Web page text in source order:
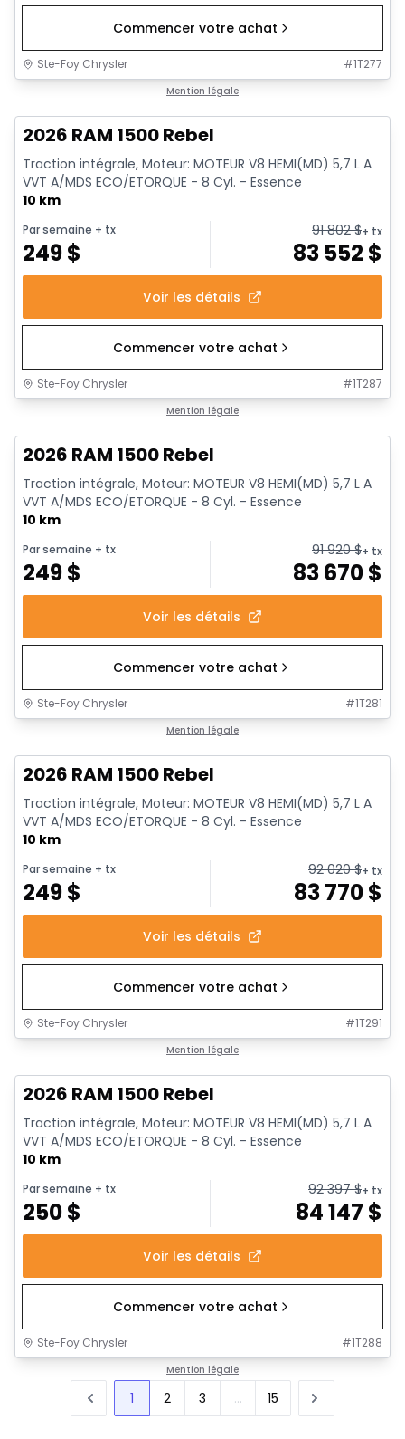
Commencer votre achat
Ste-Foy Chrysler #1T277
Mention légale
2026 RAM 1500 Rebel
Traction intégrale, Moteur: MOTEUR V8 HEMI(MD) 5,7 L A
VVT A/MDS ECO/ETORQUE - 8 Cyl. - Essence
10 km
Par semaine + tx
249$
91 802$+ tx
83 552 $
Voir les détails
Commencer votre achat
Ste-Foy Chrysler #1T287
Mention légale
2026 RAM 1500 Rebel
Traction intégrale, Moteur: MOTEUR V8 HEMI(MD) 5,7 L A
VVT A/MDS ECO/ETORQUE - 8 Cyl. - Essence
10 km
Par semaine + tx
249$
91 920$+ tx
83 670$
Voir les détails
Commencer votre achat
Ste-Foy Chrysler #1T281
Mention légale
2026 RAM 1500 Rebel
Traction intégrale, Moteur: MOTEUR V8 HEMI(MD) 5,7 L A
VVT A/MDS ECO/ETORQUE - 8 Cyl. - Essence
10 km
Par semaine + tx
249$
92 020$+ tx
83 770$
Voir les détails
Commencer votre achat
Ste-Foy Chrysler #1T291
Mention légale
2026 RAM 1500 Rebel
Traction intégrale, Moteur: MOTEUR V8 HEMI(MD) 5,7 L A
VVT A/MDS ECO/ETORQUE - 8 Cyl. - Essence
10 km
Par semaine + tx
250$
92 397$+ tx
84 147 $
Voir les détails
Commencer votre achat
Ste-Foy Chrysler #1T288
Mention légale
1 2 3 ... 15